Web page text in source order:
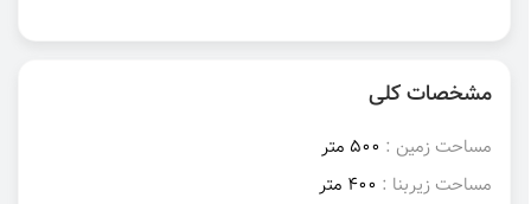
مشخصات کلی
مساحت زمین : 500 متر
مساحت زیربنا : 400 متر